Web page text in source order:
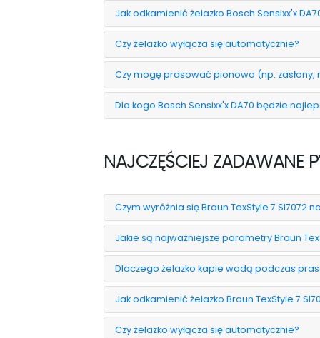
Jak odkamienić żelazko Bosch Sensixx'x
Czy żelazko wyłącza się automatycznie?
Czy mogę prasować pionowo (np. zasłony,
Dla kogo Bosch Sensixx'x DA70 będzie
NAJCZĘŚCIEJ ZADAWANE
Czym wyróżnia się Braun TexStyle 7 SI7072
Jakie są najważniejsze parametry Braun
Dlaczego żelazko kapie wodą podczas
Jak odkamienić żelazko Braun TexStyle 7
Czy żelazko wyłącza się automatycznie?